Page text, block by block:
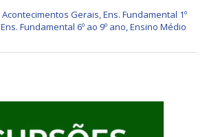
Acontecimentos Gerais,Ens. Fundamental 1º
Ens. Fundamental 6º ao 9º ano,Ensino Médio